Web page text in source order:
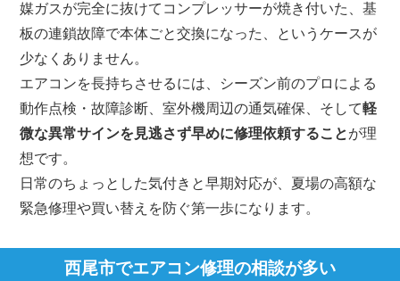
媒ガスが完全に抜けてコンプレッサーが焼き付いた、基
板の連鎖故障で本体ごと交換になった、というケースが
少なくありません。
エアコンを長持ちさせるには、シーズン前のプロによる
動作点検・故障診断、室外機周辺の通気確保、そして軽
微な異常サインを見逃さず早めに修理依頼することが理
想です。
日常のちょっとした気付きと早期対応が、夏場の高額な
緊急修理や買い替えを防ぐ第一歩になります。
西尾市でエアコン修理の相談が多い